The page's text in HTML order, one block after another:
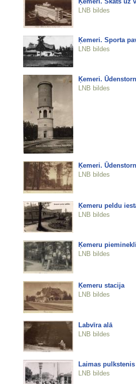
LNB bildes
Ķemeri. Sporta
LNB bildes
Ķemeri.
LNB bildes
Ķemeri.
LNB bildes
Ķemeru peldu
LNB bildes
Ķemeru
LNB bildes
Ķemeru stacija
LNB bildes
Labvīra alā
LNB bildes
Laimas pulkstenis
LNB bildes